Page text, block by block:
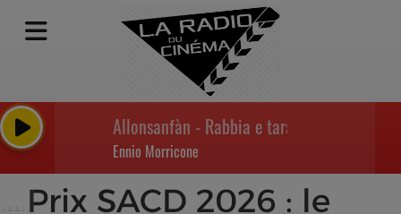
Allonsanfàn - Rabbia e tarantella
Ennio Morricone
Prix SACD 2026 : le